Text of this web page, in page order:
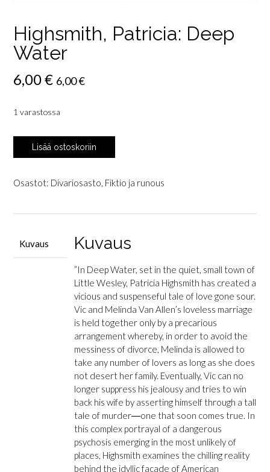
Highsmith, Patricia: Deep
Water
6,00€ 6,00€
1 varastossa
Highsmith,
Patricia:
Water
Lisää ostoskoriin
Osastot: Divariosasto, Fiktio ja runous
Kuvaus Kuvaus
”In Deep Water, set in the quiet, small town of
Little Wesley, Patricia Highsmith has created a
vicious and suspenseful tale of love gone sour.
Vic and Melinda Van Allen’s loveless marriage
is held together only by a precarious
arrangement whereby, in order to avoid the
messiness of divorce, Melinda is allowed to
take any number of lovers as long as she does
not desert her family. Eventually, Vic can no
longer suppress his jealousy and tries to win
back his wife by asserting himself through a tall
tale of murder―one that soon comes true. In
this complex portrayal of a dangerous
psychosis emerging in the most unlikely of
places, Highsmith examines the chilling reality
behind the idyllic facade of American